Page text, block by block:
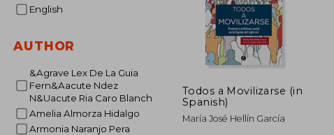
English
AUTHOR
&Agrave Lex De La Guia
Fern&Aacute Ndez
N&Uacute Ria Caro Blanch
Amelia Almorza Hidalgo
Armonia Naranjo Pera
Todos a Movilizarse (in
Spanish)
María José Hellín García